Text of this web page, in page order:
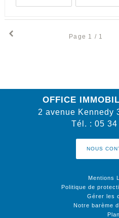
Page 1 / 1
OFFICE
2 avenue Kennedy
Tél. : 05 34
NOUS
Mentions
Politique de
Gérer les
Notre barème
Plan